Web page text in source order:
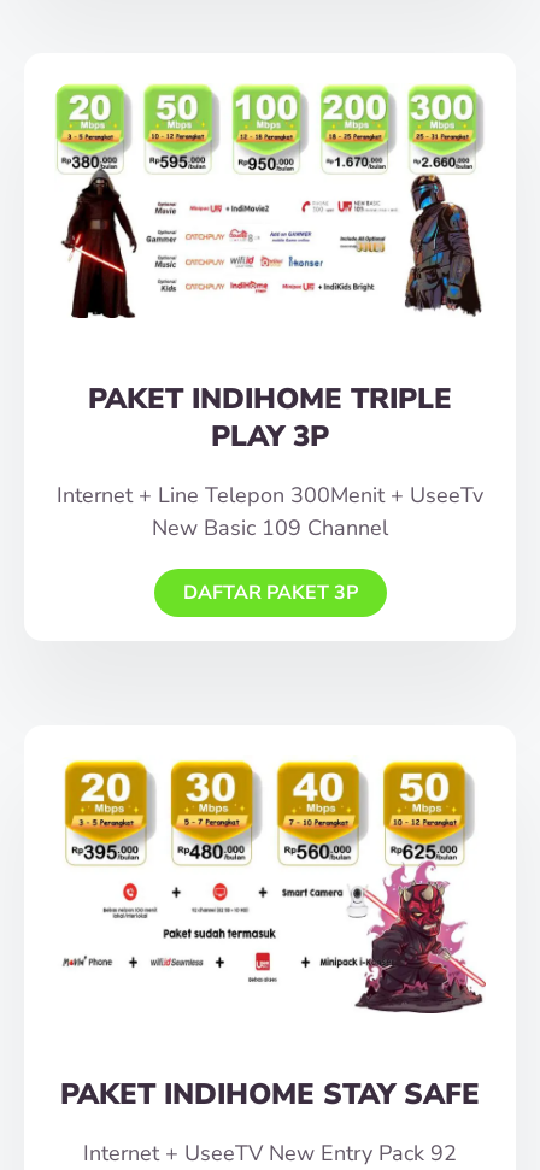
PAKET INDIHOME TRIPLE
PLAY 3P
Internet + Line Telepon 300Menit + UseeTv
New Basic 109 Channel
DAFTAR PAKET 3P
PAKET INDIHOME STAY SAFE
Internet + UseeTV New Entry Pack 92